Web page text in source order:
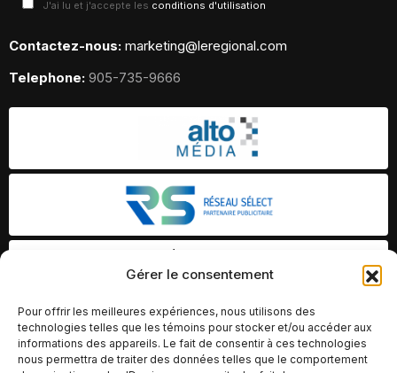
Gérer le consentement
Pour offrir les meilleures expériences, nous utilisons des
technologies telles que les témoins pour stocker et/ou accéder aux
informations des appareils. Le fait de consentir à ces technologies
nous permettra de traiter des données telles que le comportement
J'ai lu et j'accepte les conditions d'utilisation
Contactez-nous: marketing@leregional.com
Telephone: 905-735-9666